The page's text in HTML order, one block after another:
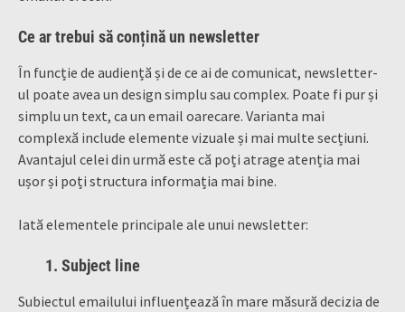
Ce ar trebui să conțină un newsletter
În funcție de audiență și de ce ai de comunicat, newsletter-
ul poate avea un design simplu sau complex. Poate fi pur și
simplu un text, ca un email oarecare. Varianta mai
complexă include elemente vizuale și mai multe secțiuni.
Avantajul celei din urmă este că poți atrage atenția mai
ușor și poți structura informația mai bine.
Iată elementele principale ale unui newsletter:
1. Subject line
Subiectul emailului influențează în mare măsură decizia de